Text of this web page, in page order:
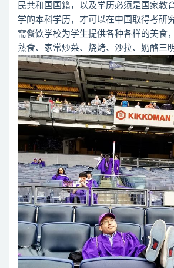
民共和国国籍，以及学历必须是国家教
学的本科学历，才可以在中国取得考研
需餐饮学校为学生提供各种各样的美食
熟食、家常炒菜、烧烤、沙拉、奶酪三